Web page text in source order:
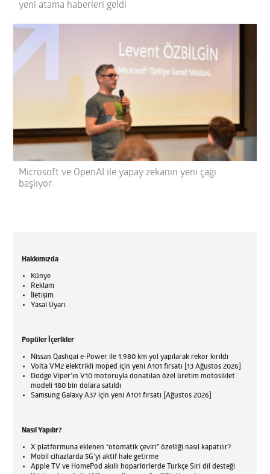
yeni atama haberleri geldi
Microsoft ve OpenAI ile yapay zekanın yeni çağı
başlıyor
Hakkımızda
Künye
Reklam
İletişim
Yasal Uyarı
Popüler İçerikler
Nissan Qashqai e-Power ile 1.980 km yol yapılarak rekor kırıldı
Volta VM2 elektrikli moped için yeni A101 fırsatı [13 Ağustos 2026]
Dodge Viper'ın V10 motoruyla donatılan özel üretim motosiklet
modeli 180 bin dolara satıldı
Samsung Galaxy A37 için yeni A101 fırsatı [Ağustos 2026]
Nasıl Yapılır?
X platformuna eklenen “otomatik çeviri” özelliği nasıl kapatılır?
Mobil cihazlarda 5G’yi aktif hale getirme
Apple TV ve HomePod akıllı hoparlörlerde Türkçe Siri dil desteği